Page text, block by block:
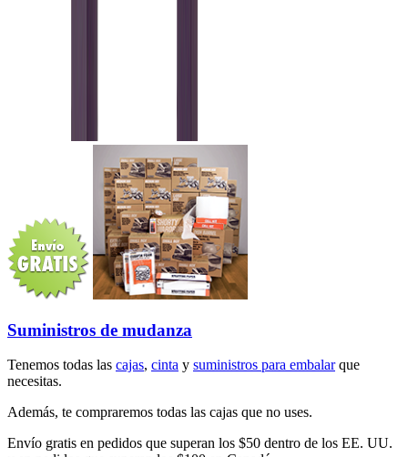
Suministros de mudanza
Tenemos todas las cajas, cinta y suministros para embalarque
necesitas.
Además, te compraremos todas las cajas que no uses.
Envío gratis en pedidos que superan los $50 dentro de los EE. UU.